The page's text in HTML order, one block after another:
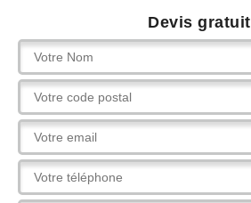
Devis gratuit